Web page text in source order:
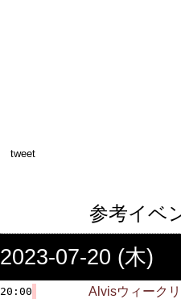
tweet
参考イベ
2023-07-20 (木)
20:00
Alvisウィーク